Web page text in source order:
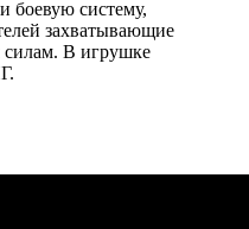
боевую систему,
захватывающие
силам. В игрушке